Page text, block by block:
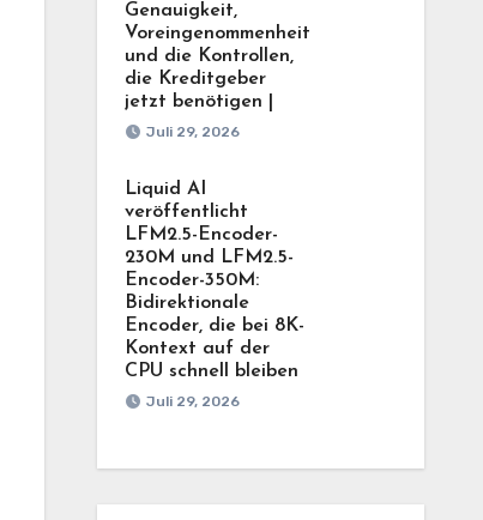
Genauigkeit,
Voreingenommenheit
und die Kontrollen,
die Kreditgeber
jetzt benötigen |
Juli 29, 2026
Liquid AI
veröffentlicht
LFM2.5-Encoder-
230M und LFM2.5-
Encoder-350M:
Bidirektionale
Encoder, die bei 8K-
Kontext auf der
CPU schnell bleiben
Juli 29, 2026